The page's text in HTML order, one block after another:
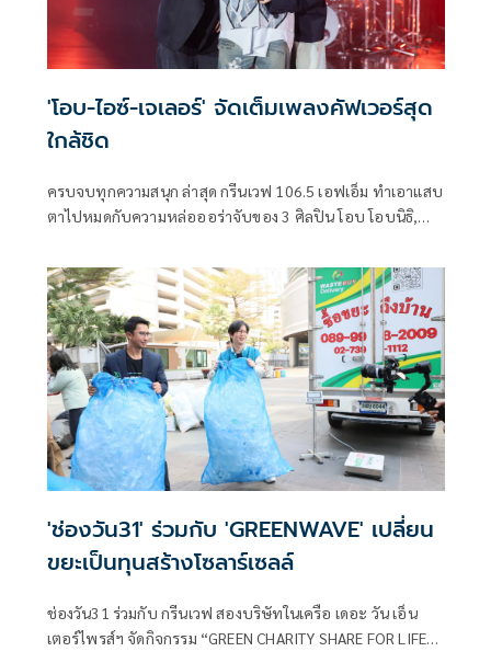
'โอบ-ไอซ์-เจเลอร์' จัดเต็มเพลงคัฟเวอร์สุด
ใกล้ชิด
ครบจบทุกความสนุก ล่าสุด กรีนเวฟ 106.5 เอฟเอ็ม ทำเอาแสบ
ตาไปหมดกับความหล่อออร่าจับของ 3 ศิลปิน โอบ โอบนิธิ,
BOY BELOVED ที่ชวนทั้ง 3 หนุ่มมาจัดเต็ม ทั้งเพลงตัวเองและเพ
ลงคัฟเวอร์ ให้สนุก ฟิน อิน แบบใกล้ชิด และอบอุ่นหัวใจกันสุดๆ
'ช่องวัน31' ร่วมกับ 'GREENWAVE' เปลี่ยน
ขยะเป็นทุนสร้างโซลาร์เซลล์
ช่องวัน31 ร่วมกับ กรีนเวฟ สองบริษัทในเครือ เดอะ วัน เอ็น
เตอร์ไพรส์ฯ จัดกิจกรรม “GREEN CHARITY SHARE FOR LIFE”